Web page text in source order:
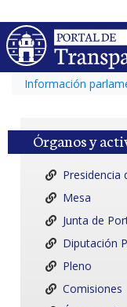
Información
Órganos y
Presidencia
Mesa
Junta de
Diputación
Pleno
Comisiones